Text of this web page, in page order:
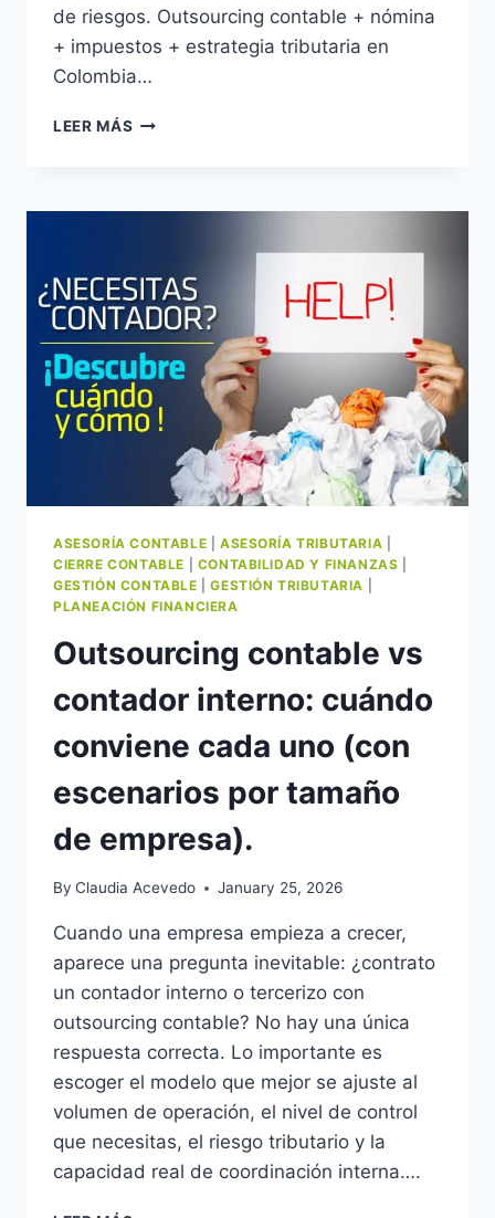
de riesgos. Outsourcing contable + nómina
+ impuestos + estrategia tributaria en
Colombia…
LEER MÁS OUTSOURCING
PRECIOS
QUÉ
ESTÁS
PAGANDO
REALMENTE.
ASESORÍA CONTABLE ASESORÍA TRIBUTARIA
CIERRE CONTABLE
CONTABILIDAD Y FINANZAS
GESTIÓN CONTABLE |GESTIÓN TRIBUTARIA
PLANEACIÓN FINANCIERA
Outsourcing contable vs
contador interno: cuándo
conviene cada uno (con
escenarios por tamaño
de empresa).
By Claudia Acevedo January 25, 2026
Cuando una empresa empieza a crecer,
aparece una pregunta inevitable: ¿contrato
un contador interno o tercerizo con
outsourcing contable? No hay una única
respuesta correcta. Lo importante es
escoger el modelo que mejor se ajuste al
volumen de operación, el nivel de control
que necesitas, el riesgo tributario y la
capacidad real de coordinación interna….